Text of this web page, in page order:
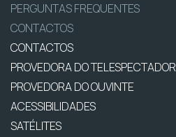
PERGUNTAS FREQUENTES
CONTACTOS
CONTACTOS
PROVEDORA DO TELESPECTADOR
PROVEDORA DO OUVINTE
ACESSIBILIDADES
SATÉLITES